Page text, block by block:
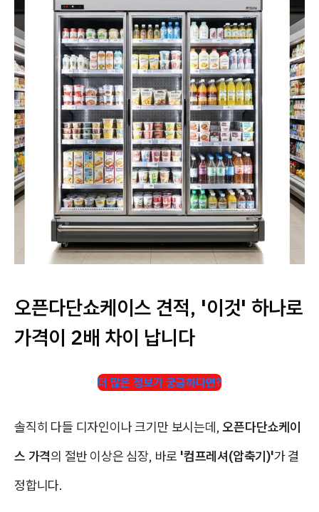
오픈다단쇼케이스 견적, '이것' 하나로
가격이 2배 차이 납니다
더 많은 정보가 궁금하다면?
솔직히 다들 디자인이나 크기만 보시는데,오픈다단쇼케이
스 가격의 절반 이상은 심장, 바로 '컴프레셔(압축기)'가 결
정합니다.